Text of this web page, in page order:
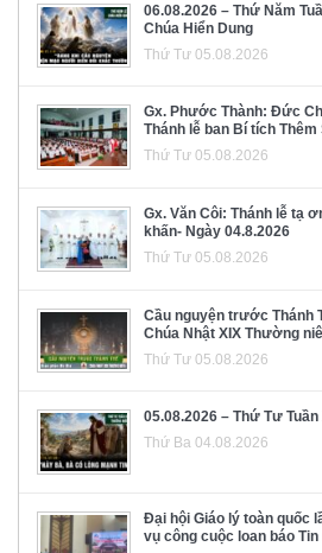
06.08.2026 – Thứ Năm
Chúa Hiển Dung
Thứ Tư 05.08.2026
Gx. Phước Thành: Đức
Thánh lễ ban Bí tích
Thứ Tư 05.08.2026
Gx. Văn Côi: Thánh lễ tạ
khấn- Ngày 04.8.2026
Thứ Tư 05.08.2026
Cầu nguyện trước Thánh
Chúa Nhật XIX Thường
Thứ Tư 05.08.2026
05.08.2026 – Thứ Tư
Thứ Ba 04.08.2026
Đại hội Giáo lý toàn quốc
vụ công cuộc loan báo